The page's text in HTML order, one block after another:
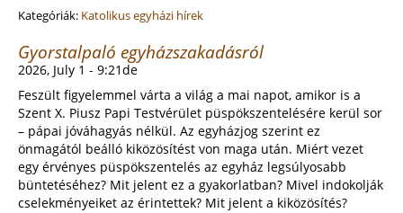
Kategóriák: Katolikus egyházi hírek
Gyorstalpaló egyházszakadásról
2026, July 1 - 9:21de
Feszült figyelemmel várta a világ a mai napot, amikor is a
Szent X. Piusz Papi Testvérület püspökszentelésére kerül sor
– pápai jóváhagyás nélkül. Az egyházjog szerint ez
önmagától beálló kiközösítést von maga után. Miért vezet
egy érvényes püspökszentelés az egyház legsúlyosabb
büntetéséhez? Mit jelent ez a gyakorlatban? Mivel indokolják
cselekményeiket az érintettek? Mit jelent a kiközösítés?